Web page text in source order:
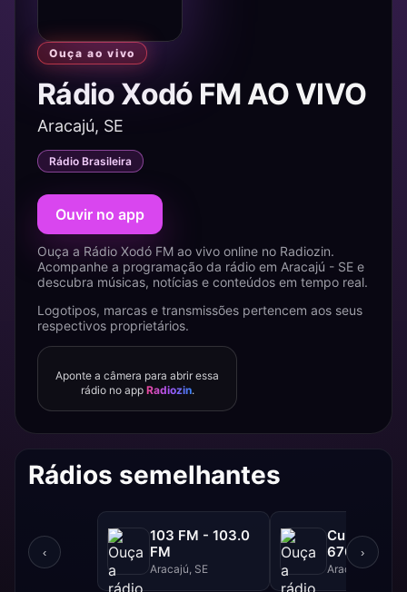
Ouça ao vivo
Rádio Xodó FM AO VIVO
Aracajú, SE
Rádio Brasileira
Ouvir no app
Ouça a Rádio Xodó FM ao vivo online no Radiozin.
Acompanhe a programação da rádio em Aracajú - SE e
descubra músicas, notícias e conteúdos em tempo real.
Logotipos, marcas e transmissões pertencem aos seus
respectivos proprietários.
Aponte a câmera para abrir essa
rádio no app Radiozin.
Rádios semelhantes
‹
103 FM - 103.0
FM
Aracajú, SE
Cultura AM
670 AM
Aracajú, SE
›